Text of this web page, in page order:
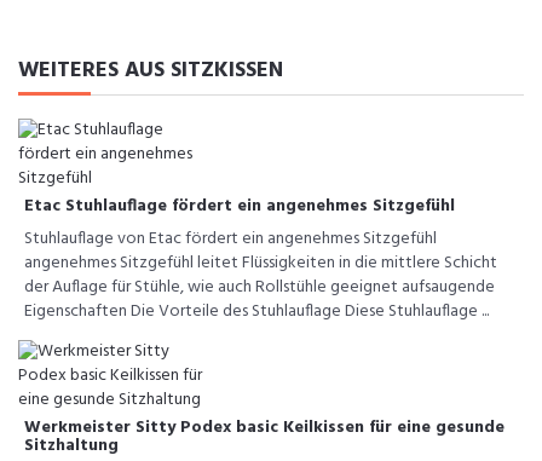
WEITERES AUS SITZKISSEN
Etac Stuhlauflage fördert ein angenehmes Sitzgefühl
Stuhlauflage von Etac fördert ein angenehmes Sitzgefühl
angenehmes Sitzgefühl leitet Flüssigkeiten in die mittlere Schicht
der Auflage für Stühle, wie auch Rollstühle geeignet aufsaugende
Eigenschaften Die Vorteile des Stuhlauflage Diese Stuhlauflage ...
Werkmeister Sitty Podex basic Keilkissen für eine gesunde
Sitzhaltung